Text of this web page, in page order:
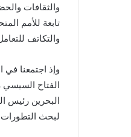
والثقافات
تابعة للأمم
والتكاتف
الفتاح
البحرين رئيس
لبحث التطورات